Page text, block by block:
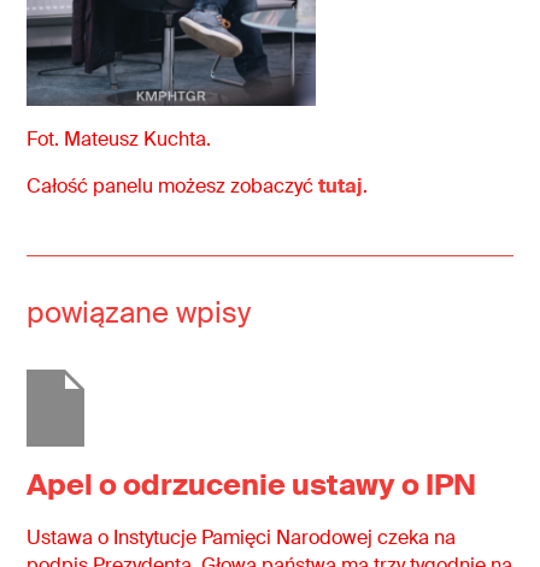
Fot. Mateusz Kuchta.
Całość panelu możesz zobaczyćtutaj.
powiązane wpisy
Apel o odrzucenie ustawy o IPN
Ustawa o Instytucje Pamięci Narodowej czeka na